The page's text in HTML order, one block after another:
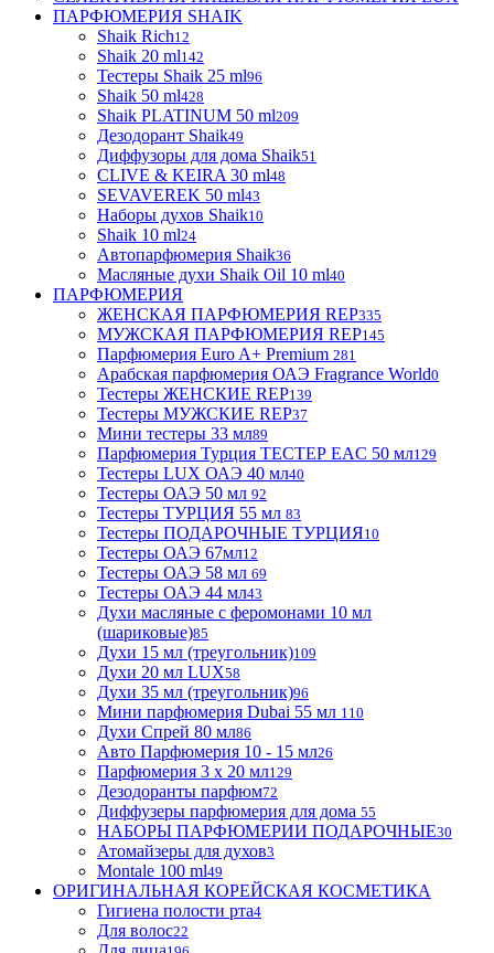
ПАРФЮМЕРИЯ SHAIK
Shaik Rich12
Shaik 20 ml142
Тестеры Shaik 25 ml96
Shaik 50 ml428
Shaik PLATINUM 50 ml209
Дезодорант Shaik49
Диффузоры для дома Shaik51
CLIVE & KEIRA 30 ml48
SEVAVEREK 50 ml43
Наборы духов Shaik10
Shaik 10 ml24
Автопарфюмерия Shaik36
Масляные духи Shaik Oil 10 ml40
ПАРФЮМЕРИЯ
ЖЕНСКАЯ ПАРФЮМЕРИЯ REP335
МУЖСКАЯ ПАРФЮМЕРИЯ REP145
Парфюмерия Euro A+ Premium 281
Арабская парфюмерия ОАЭ Fragrance World0
Тестеры ЖЕНСКИЕ REP139
Тестеры МУЖСКИЕ REP37
Мини тестеры 33 мл89
Парфюмерия Турция ТЕСТЕР EAC 50 мл129
Тестеры LUX ОАЭ 40 мл40
Тестеры ОАЭ 50 мл 92
Тестеры ТУРЦИЯ 55 мл 83
Тестеры ПОДАРОЧНЫЕ ТУРЦИЯ10
Тестеры ОАЭ 67мл12
Тестеры ОАЭ 58 мл 69
Тестеры ОАЭ 44 мл43
Духи масляные с феромонами 10 мл
(шариковые)85
Духи 15 мл (треугольник)109
Духи 20 мл LUX58
Духи 35 мл (треугольник)96
Мини парфюмерия Dubai 55 мл 110
Духи Спрей 80 мл86
Авто Парфюмерия 10 - 15 мл26
Парфюмерия 3 х 20 мл129
Дезодоранты парфюм72
Диффузеры парфюмерия для дома 55
НАБОРЫ ПАРФЮМЕРИИ ПОДАРОЧНЫЕ30
Атомайзеры для духов3
Montale 100 ml49
ОРИГИНАЛЬНАЯ КОРЕЙСКАЯ КОСМЕТИКА
Гигиена полости рта4
Для волос22